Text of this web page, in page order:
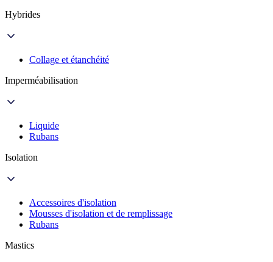
Hybrides
Collage et étanchéité
Imperméabilisation
Liquide
Rubans
Isolation
Accessoires d'isolation
Mousses d'isolation et de remplissage
Rubans
Mastics